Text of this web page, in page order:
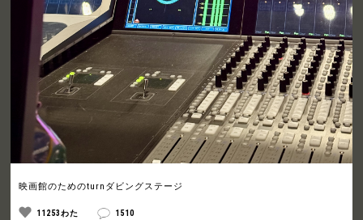
映画館のためのturnダビングステージ
11253わた 1510